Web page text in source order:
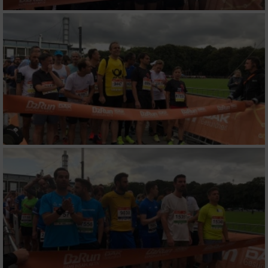
Geräte anhand von aktiv angeforderten
Informationen identifizieren
Nicht-IAB-Verarbeitungszwecke:
Notwendig
Performance
Werbung